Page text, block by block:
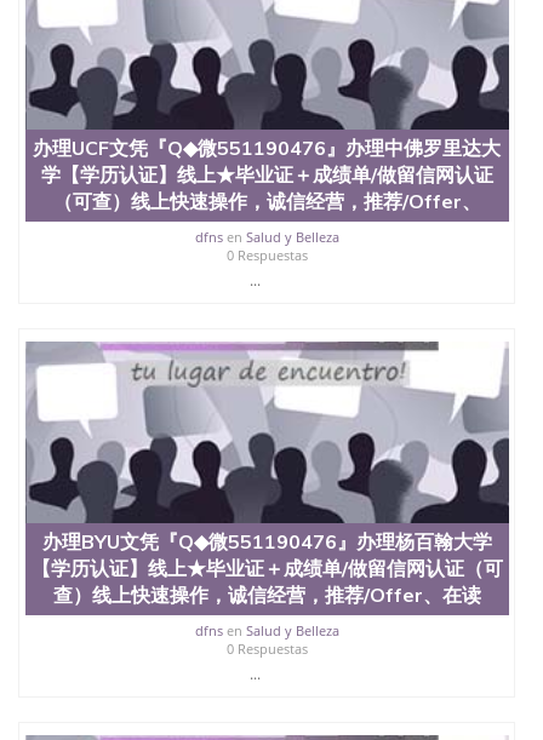
办理UCF文凭『Q◆微551190476』办理中佛罗里达大
学【学历认证】线上★毕业证＋成绩单/做留信网认证
（可查）线上快速操作，诚信经营，推荐/Offer、
dfnsen Salud y Belleza
0 Respuestas
...
办理BYU文凭『Q◆微551190476』办理杨百翰大学
【学历认证】线上★毕业证＋成绩单/做留信网认证（可
查）线上快速操作，诚信经营，推荐/Offer、在读
dfnsen Salud y Belleza
0 Respuestas
...